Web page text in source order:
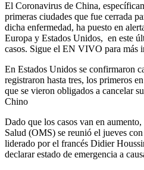
El Coronavirus de China,
primeras ciudades que fue cerrada
dicha enfermedad, ha puesto en
Europa y Estados Unidos, en este
casos. Sigue el EN VIVO para más
En Estados Unidos se confirmaron
registraron hasta tres, los primeros
que se vieron obligados a cancelar
Chino
Dado que los casos van en
Salud (OMS) se reunió el jueves
liderado por el francés Didier
declarar estado de emergencia a